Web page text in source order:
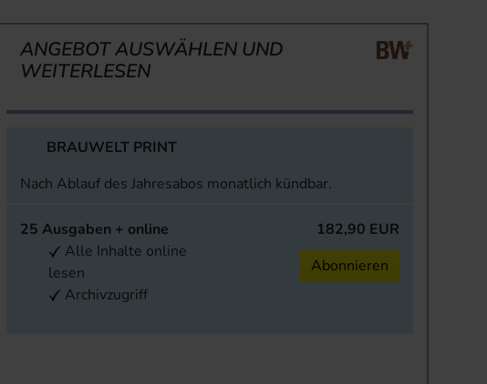
ANGEBOT AUSWÄHLEN UND
WEITERLESEN
BRAUWELT PRINT
Nach Ablauf des Jahresabos monatlich kündbar.
25 Ausgaben + online
Alle Inhalte online
lesen
Archivzugriff
182,90 EUR
Abonnieren